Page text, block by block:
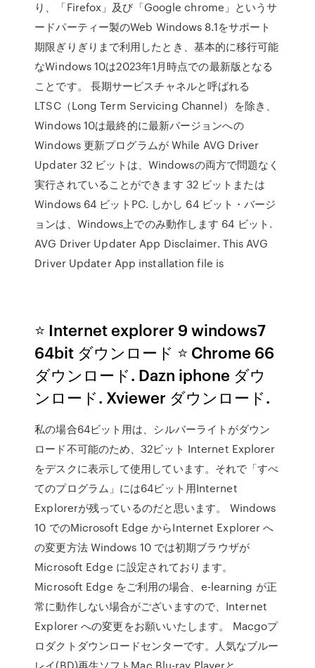
り、「Firefox」及び「Google chrome」というサ
ードパーティー製のWeb Windows 8.1をサポート
期限ぎりぎりまで利用したとき、基本的に移行可能
なWindows 10は2023年1月時点での最新版となる
ことです。 長期サービスチャネルと呼ばれる
LTSC（Long Term Servicing Channel）を除き、
Windows 10は最終的に最新バージョンへの
Windows 更新プログラムが While AVG Driver
Updater 32 ビットは、Windowsの両方で問題なく
実行されていることができます 32 ビットまたは
Windows 64 ビットPC. しかし 64 ビット・バージ
ョンは、Windows上でのみ動作します 64 ビット.
AVG Driver Updater App Disclaimer. This AVG
Driver Updater App installation file is
⭐ Internet explorer 9 windows7
64bit ダウンロード ⭐ Chrome 66
ダウンロード. Dazn iphone ダウ
ンロード. Xviewer ダウンロード.
私の場合64ビット用は、シルバーライトがダウン
ロード不可能のため、32ビット Internet Explorer
をデスクに表示して使用しています。それで「すべ
てのプログラム」には64ビット用Internet
Explorerが残っているのだと思います。 Windows
10 でのMicrosoft Edge からInternet Explorer へ
の変更方法 Windows 10 では初期ブラウザが
Microsoft Edge に設定されております。
Microsoft Edge をご利用の場合、e-learning が正
常に動作しない場合がございますので、Internet
Explorer への変更をお願いいたします。 Macgoプ
ロダクトダウンロードセンターです。人気なブルー
レイ(BD)再生ソフトMac Blu-ray Playerと